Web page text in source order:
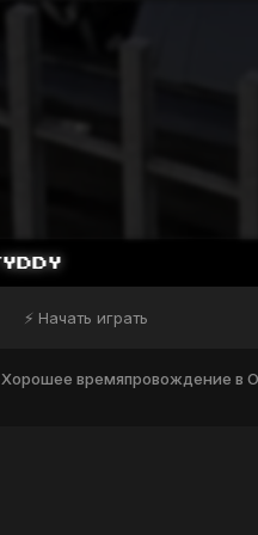
⚡ Начать играть
Хорошее времяпровождение в